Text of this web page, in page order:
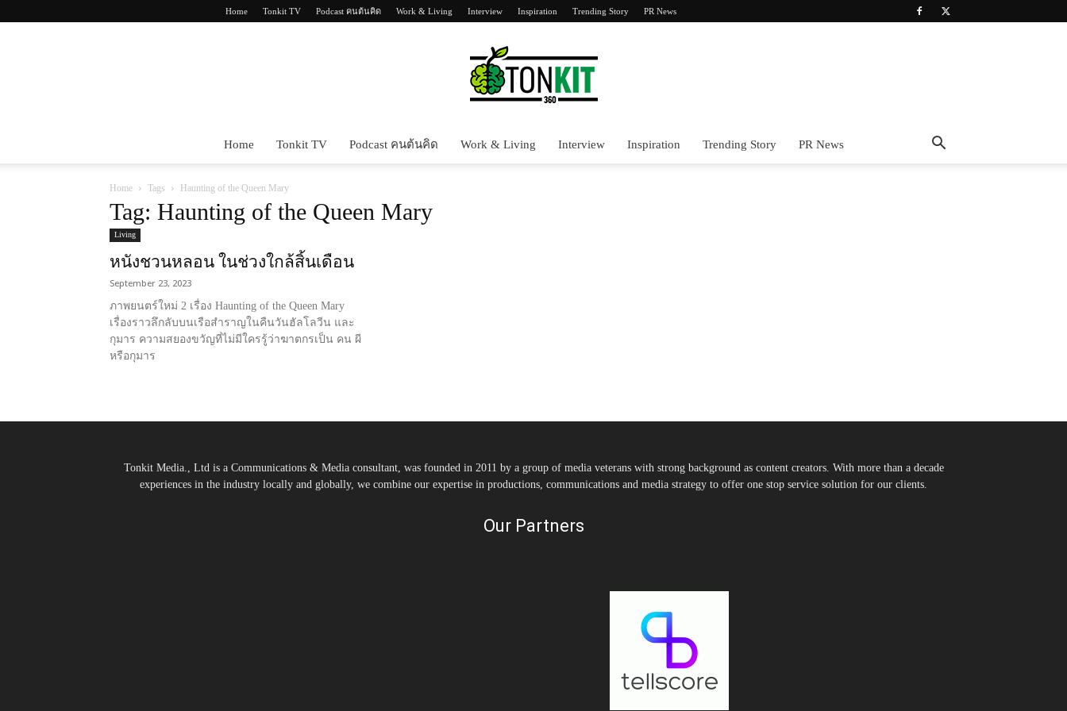
Home Tonkit TV Podcast คนต้นคิด Work & Living Interview Inspiration Trending Story PR News
Tonkit360
Home Tonkit TV Podcast คนต้นคิด Work & Living Interview Inspiration Trending Story PR News
Home Tags Haunting of the Queen Mary
Tag: Haunting of the Queen Mary
Living
หนังชวนหลอน ในช่วงใกล้สิ้นเดือน
September 23, 2023
ภาพยนตร์ใหม่ 2 เรื่อง Haunting of the Queen Mary
เรื่องราวลึกลับบนเรือสำราญในคืนวันฮัลโลวีน และ
กุมาร ความสยองขวัญที่ไม่มีใครรู้ว่าฆาตกรเป็น คน ผี
หรือกุมาร
Tonkit Media., Ltd is a Communications & Media consultant, was founded in 2011 by a group of media veterans with strong background as content creators. With more than a decade
experiences in the industry locally and globally, we combine our expertise in productions, communications and media strategy to offer one stop service solution for our clients.
Our Partners